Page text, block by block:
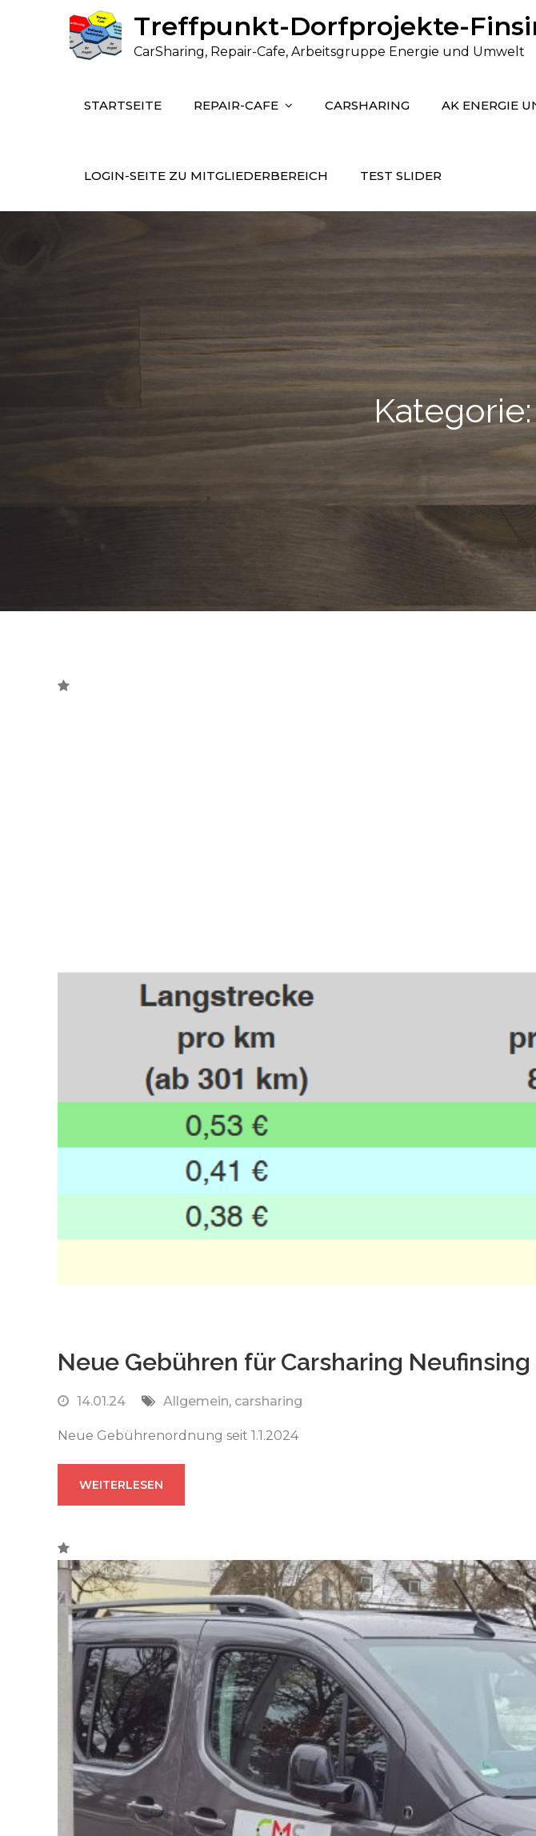
Treffpunkt-Dorfprojekte-
CarSharing, Repair-Cafe, Arbeitsgruppe Energie und Umwelt
STARTSEITE REPAIR-CAFE CARSHARING AK ENERGIE
LOGIN-SEITE ZU MITGLIEDERBEREICH TEST SLIDER
Neue Gebühren für Carsharing Neufinsing
14.01.24 Allgemein, carsharing
Neue Gebührenordnung seit 1.1.2024
WEITERLESEN